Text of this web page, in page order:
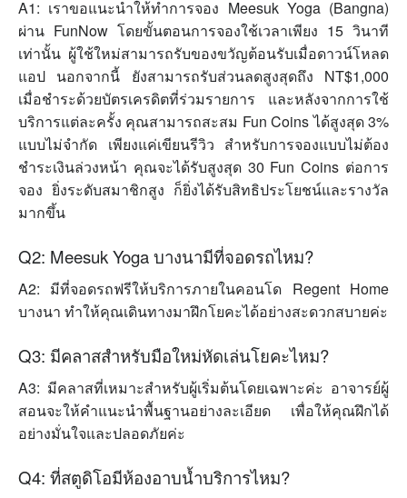
A1: เราขอแนะนำให้ทำการจอง Meesuk Yoga (Bangna)
ผ่าน FunNow โดยขั้นตอนการจองใช้เวลาเพียง 15 วินาที
เท่านั้น ผู้ใช้ใหม่สามารถรับของขวัญต้อนรับเมื่อดาวน์โหลด
แอป นอกจากนี้ ยังสามารถรับส่วนลดสูงสุดถึง NT$1,000
เมื่อชำระด้วยบัตรเครดิตที่ร่วมรายการ และหลังจากการใช้
บริการแต่ละครั้ง คุณสามารถสะสม Fun Coins ได้สูงสุด 3%
แบบไม่จำกัด เพียงแค่เขียนรีวิว สำหรับการจองแบบไม่ต้อง
ชำระเงินล่วงหน้า คุณจะได้รับสูงสุด 30 Fun Coins ต่อการ
จอง ยิ่งระดับสมาชิกสูง ก็ยิ่งได้รับสิทธิประโยชน์และรางวัล
มากขึ้น
Q2: Meesuk Yoga บางนามีที่จอดรถไหม?
A2: มีที่จอดรถฟรีให้บริการภายในคอนโด Regent Home
บางนา ทำให้คุณเดินทางมาฝึกโยคะได้อย่างสะดวกสบายค่ะ
Q3: มีคลาสสำหรับมือใหม่หัดเล่นโยคะไหม?
A3: มีคลาสที่เหมาะสำหรับผู้เริ่มต้นโดยเฉพาะค่ะ อาจารย์ผู้
สอนจะให้คำแนะนำพื้นฐานอย่างละเอียด เพื่อให้คุณฝึกได้
อย่างมั่นใจและปลอดภัยค่ะ
Q4: ที่สตูดิโอมีห้องอาบน้ำบริการไหม?